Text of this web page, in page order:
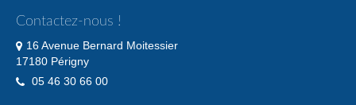
Contactez-nous !
16 Avenue Bernard Moitessier
17180 Périgny
05 46 30 66 00